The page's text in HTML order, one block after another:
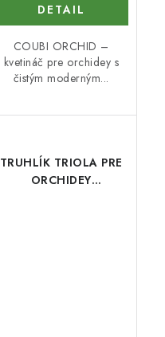
DETAIL
COUBI ORCHID –
kvetináč pre orchidey s
čistým moderným...
TRUHLÍK TRIOLA PRE
ORCHIDEY